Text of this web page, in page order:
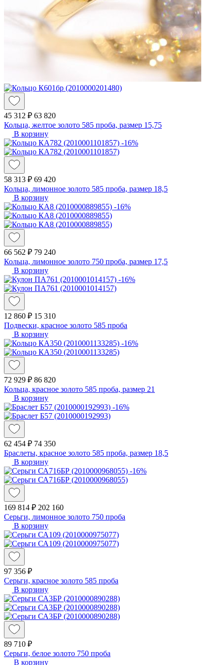
45 312 ₽ 63 820
Кольца, желтое золото 585 проба, размер 15,75
В корзину
-16%
58 313 ₽ 69 420
Кольца, лимонное золото 585 проба, размер 18,5
В корзину
-16%
66 562 ₽ 79 240
Кольца, лимонное золото 750 проба, размер 17,5
В корзину
-16%
12 860 ₽ 15 310
Подвески, красное золото 585 проба
В корзину
-16%
72 929 ₽ 86 820
Кольца, красное золото 585 проба, размер 21
В корзину
-16%
62 454 ₽ 74 350
Браслеты, красное золото 585 проба, размер 18,5
В корзину
-16%
169 814 ₽ 202 160
Серьги, лимонное золото 750 проба
В корзину
97 356 ₽
Серьги, красное золото 585 проба
В корзину
89 710 ₽
Серьги, белое золото 750 проба
В корзину